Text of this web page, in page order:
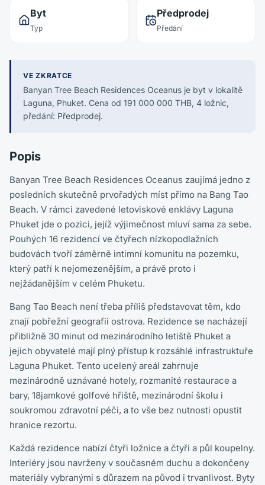
Byt
Typ
Předprodej
Předání
VE ZKRATCE
Banyan Tree Beach Residences Oceanus je byt v lokalitě
Laguna, Phuket. Cena od 191 000 000 THB, 4 ložnic,
předání: Předprodej.
Popis
Banyan Tree Beach Residences Oceanus zaujímá jedno z
posledních skutečně prvořadých míst přímo na Bang Tao
Beach. V rámci zavedené letoviskové enklávy Laguna
Phuket jde o pozici, jejíž výjimečnost mluví sama za sebe.
Pouhých 16 rezidencí ve čtyřech nízkopodlažních
budovách tvoří záměrně intimní komunitu na pozemku,
který patří k nejomezenějším, a právě proto i
nejžádanějším v celém Phuketu.
Bang Tao Beach není třeba příliš představovat těm, kdo
znají pobřežní geografii ostrova. Rezidence se nacházejí
přibližně 30 minut od mezinárodního letiště Phuket a
jejich obyvatelé mají plný přístup k rozsáhlé infrastruktuře
Laguna Phuket. Tento ucelený areál zahrnuje
mezinárodně uznávané hotely, rozmanité restaurace a
bary, 18jamkové golfové hřiště, mezinárodní školu i
soukromou zdravotní péči, a to vše bez nutnosti opustit
hranice rezortu.
Každá rezidence nabízí čtyři ložnice a čtyři a půl koupelny.
Interiéry jsou navrženy v současném duchu a dokončeny
materiály vybranými s důrazem na původ i trvanlivost. Byty